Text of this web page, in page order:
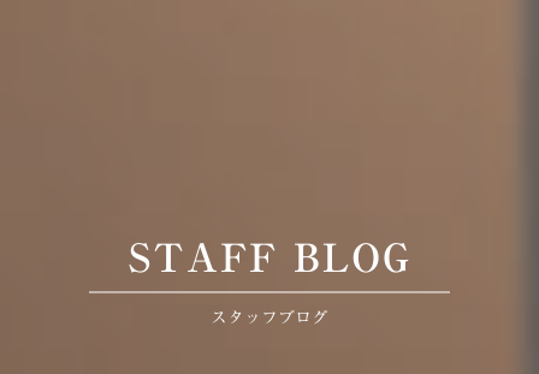
STAFF BLOG
スタッフブログ